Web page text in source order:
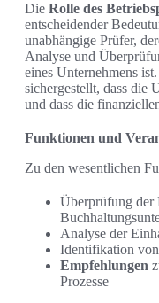
Die Rolle des
entscheidender
unabhängige Prüfer,
Analyse und
eines Unternehmens
sichergestellt, dass die
und dass die
Funktionen und
Zu den wesentlichen
Überprüfung der
Analyse der
Identifikation
Empfehlungen
Prozesse